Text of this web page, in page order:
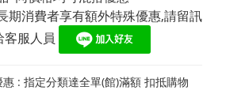
期消費者享有額外特殊優惠,請留訊
服人員
: 指定分類達全單(館)滿額 扣抵購物